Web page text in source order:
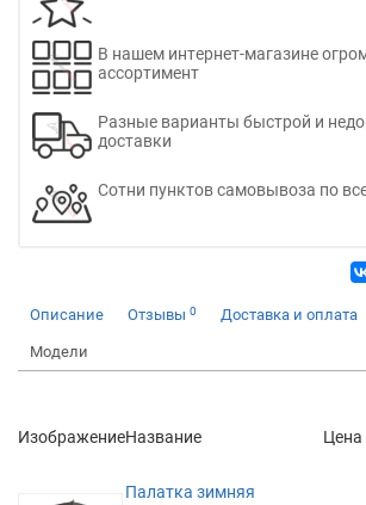
В нашем интернет-магазине
ассортимент
Разные варианты быстрой и
доставки
Сотни пунктов самовывоза по
Описание Отзывы 0 Доставка и оплата
Модели
ИзображениеНазвание Цена
Палатка зимняя